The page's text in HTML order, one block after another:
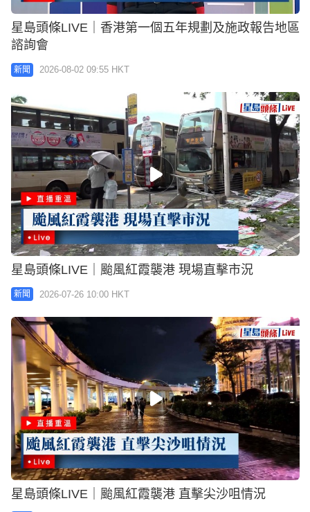
星島頭條LIVE｜香港第一個五年規劃及施政報告地區
諮詢會
新聞 2026-08-02 09:55 HKT
星島頭條LIVE｜颱風紅霞襲港 現場直擊市況
新聞 2026-07-26 10:00 HKT
星島頭條LIVE｜颱風紅霞襲港 直擊尖沙咀情況